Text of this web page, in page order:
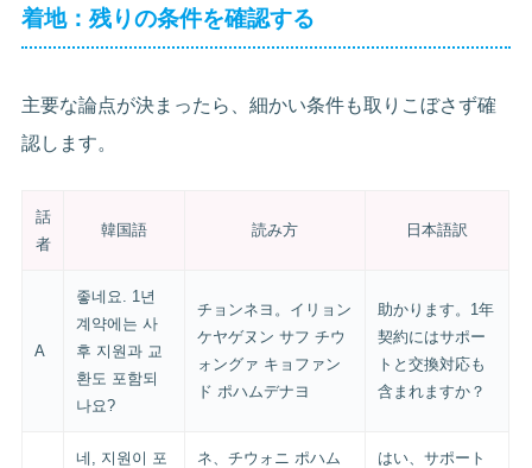
着地：残りの条件を確認する
主要な論点が決まったら、細かい条件も取りこぼさず確
認します。
話
者
韓国語 読み方 日本語訳
A
좋네요. 1년
계약에는 사
후 지원과 교
환도 포함되
나요?
チョンネヨ。イリョン
ケヤゲヌン サフ チウ
ォングァ キョファン
ド ポハムデナヨ
助かります。1年
契約にはサポー
トと交換対応も
含まれますか？
네, 지원이 포
ネ、チウォニ ポハム
はい、サポート